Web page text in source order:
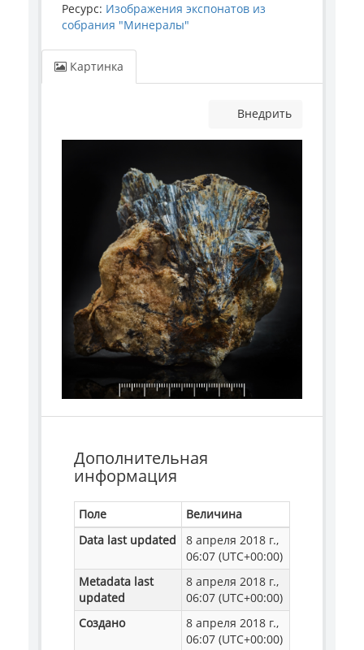
Ресурс: Изображения экспонатов из
собрания "Минералы"
Картинка
Внедрить
Дополнительная
информация
Поле
Величина
Data last updated
8 апреля 2018 г.,
06:07 (UTC+00:00)
Metadata last
updated
8 апреля 2018 г.,
06:07 (UTC+00:00)
Создано
8 апреля 2018 г.,
06:07 (UTC+00:00)